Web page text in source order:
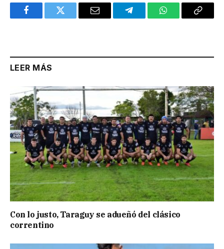
FacebookTwitter Email TelegramWhatsAppCopy
LEER MÁS
Con lo justo, Taraguy se adueñó del clásico
correntino